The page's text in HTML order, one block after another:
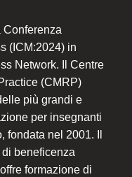
Conferenza
(ICM:2024) in
Network. Il Centre
(CMRP)
più grandi e
per insegnanti
nel 2001. Il
beneficenza
formazione di